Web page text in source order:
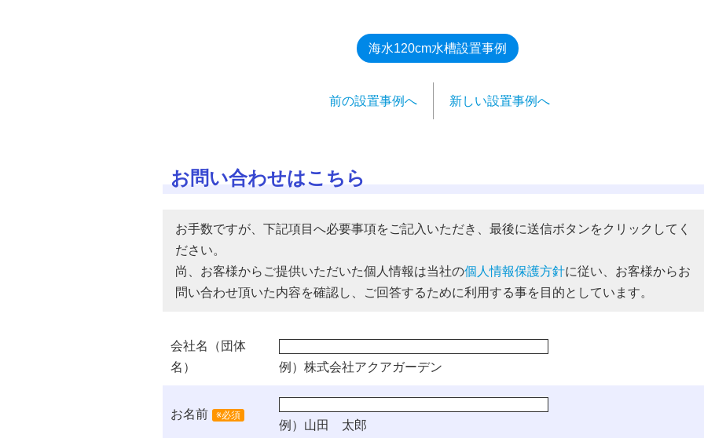
海水120cm水槽設置事例
前の設置事例へ 新しい設置事例へ
お問い合わせはこちら
お手数ですが、下記項目へ必要事項をご記入いただき、最後に送信ボタンをクリックしてく
ださい。
尚、お客様からご提供いただいた個人情報は当社の個人情報保護方針に従い、お客様からお
問い合わせ頂いた内容を確認し、ご回答するために利用する事を目的としています。
会社名（団体
名）
例）株式会社アクアガーデン
お名前 ※必須
例）山田 太郎